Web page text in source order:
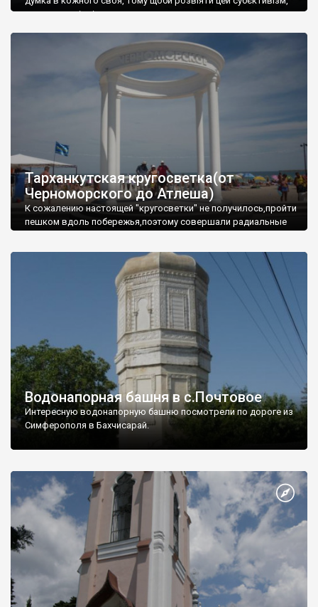
запрошую відвідати це
Тарханкутская кругосветка(от
Черноморского до Атлеша)
К сожалению настоящей "кругосветки" не получилось,пройти
пешком вдоль побережья,поэтому совершали радиальные
Водонапорная башня в с.Почтовое
Интересную водонапорную башню посмотрели по дороге из
Симферополя в Бахчисарай.